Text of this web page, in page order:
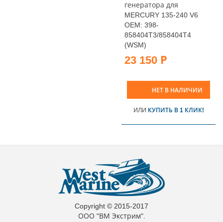
генератора для
MERCURY 135-240 V6
OEM: 398-
858404T3/858404T4
(WSM)
23 150 Р
НЕТ В НАЛИЧИИ
ИЛИ КУПИТЬ В 1 КЛИК!
Copyright © 2015-2017
ООО "ВМ Экстрим".